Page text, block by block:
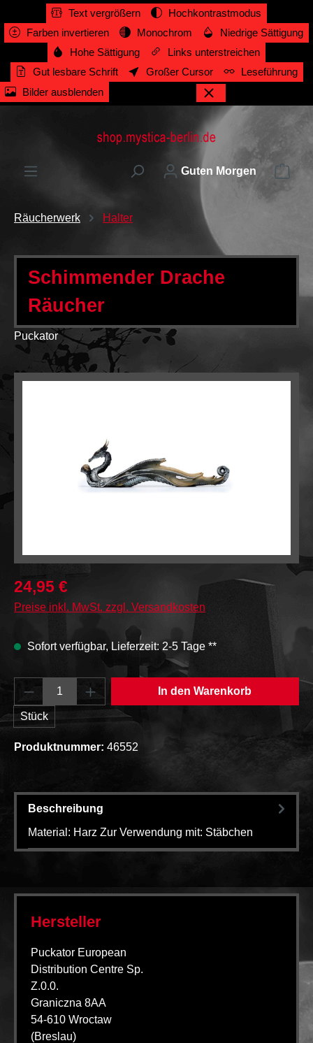
springen Text vergrößern
Hochkontrastmodus
Farben invertieren
Monochrom
Niedrige Sättigung
Hohe Sättigung
Links unterstreichen
Gut lesbare Schrift
Großer Cursor
Leseführung
Bilder ausblenden
Guten Morgen
Räucherwerk Halter
Schimmender Drache
Räucher
Puckator
Bildergalerie überspringen
24,95 €
Preise inkl. MwSt. zzgl. Versandkosten
Sofort verfügbar, Lieferzeit: 2-5 Tage **
Produkt Anzahl: Gib den gewünschten
Stück
In den Warenkorb
Produktnummer: 46552
Beschreibung
Material: Harz Zur Verwendung mit: Stäbchen
Hersteller
Puckator European
Distribution Centre Sp.
Z.0.0.
Graniczna 8AA
54-610 Wroctaw
(Breslau)